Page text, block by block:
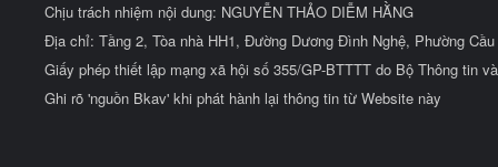
Chịu trách nhiệm nội dung: NGUYỄN THẢO DIỄM HẰNG
Địa chỉ: Tầng 2, Tòa nhà HH1, Đường Dương Đình Nghệ, Phường
Giấy phép thiết lập mạng xã hội số 355/GP-BTTTT do Bộ Thông tin
Ghi rõ 'nguồn Bkav' khi phát hành lại thông tin từ Website này